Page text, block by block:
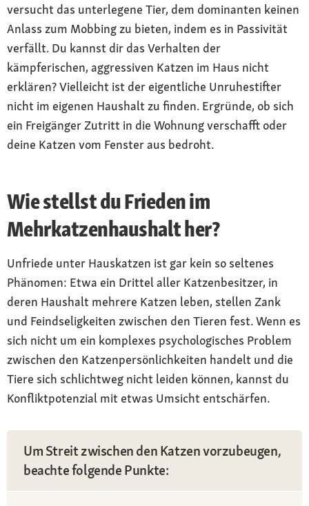
versucht das unterlegene Tier, dem dominanten keinen
Anlass zum Mobbing zu bieten, indem es in Passivität
verfällt. Du kannst dir das Verhalten der
kämpferischen, aggressiven Katzen im Haus nicht
erklären? Vielleicht ist der eigentliche Unruhestifter
nicht im eigenen Haushalt zu finden. Ergründe, ob sich
ein Freigänger Zutritt in die Wohnung verschafft oder
deine Katzen vom Fenster aus bedroht.
Wie stellst du Frieden im
Mehrkatzenhaushalt her?
Unfriede unter Hauskatzen ist gar kein so seltenes
Phänomen: Etwa ein Drittel aller Katzenbesitzer, in
deren Haushalt mehrere Katzen leben, stellen Zank
und Feindseligkeiten zwischen den Tieren fest. Wenn es
sich nicht um ein komplexes psychologisches Problem
zwischen den Katzenpersönlichkeiten handelt und die
Tiere sich schlichtweg nicht leiden können, kannst du
Konfliktpotenzial mit etwas Umsicht entschärfen.
Um Streit zwischen den Katzen vorzubeugen,
beachte folgende Punkte: